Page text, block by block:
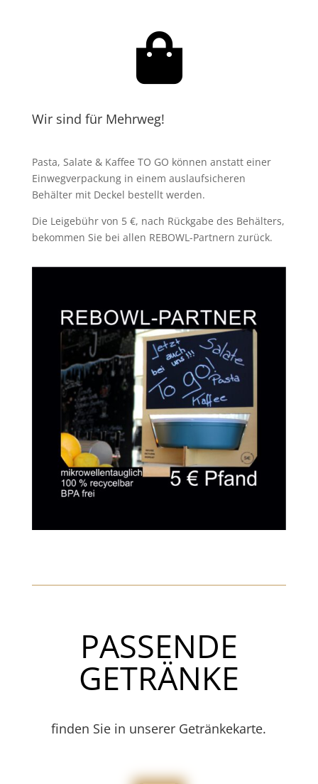

Wir sind für Mehrweg!
Pasta, Salate & Kaffee TO GO können anstatt einer
Einwegverpackung in einem auslaufsicheren
Behälter mit Deckel bestellt werden.
Die Leigebühr von 5 €, nach Rückgabe des Behälters,
bekommen Sie bei allen REBOWL-Partnern zurück.
PASSENDE
GETRÄNKE
finden Sie in unserer Getränkekarte.